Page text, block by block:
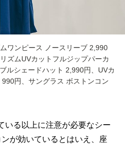
ワンピース ノースリーブ 2,990
ズムUVカットフルジップパーカ
ルシェードハット 2,990円、UVカ
円、サングラス ボストンコン
いる以上に注意が必要なシー
が効いているとはいえ、座